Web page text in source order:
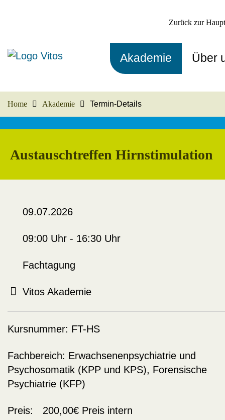
Zurück zur
Akademie Über
Home Akademie Termin-Details
Austauschtreffen Hirnstimulation
09.07.2026
09:00 Uhr - 16:30 Uhr
Fachtagung
Vitos Akademie
Kursnummer: FT-HS
Fachbereich: Erwachsenenpsychiatrie und
Psychosomatik (KPP und KPS), Forensische
Psychiatrie (KFP)
Preis: 200,00€ Preis intern